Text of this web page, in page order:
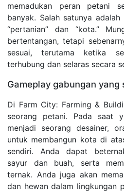
memadukan peran petani
banyak. Salah satunya
“pertanian” dan “kota.”
bertentangan, tetapi
sesuai, terutama ketika
terhubung dan selaras secara
Gameplay gabungan yang
Di Farm City: Farming &
seorang petani. Pada saat
menjadi seorang desainer,
untuk membangun kota di
sendiri. Anda dapat
sayur dan buah, serta
ternak. Anda juga akan
dan hewan dalam lingkungan